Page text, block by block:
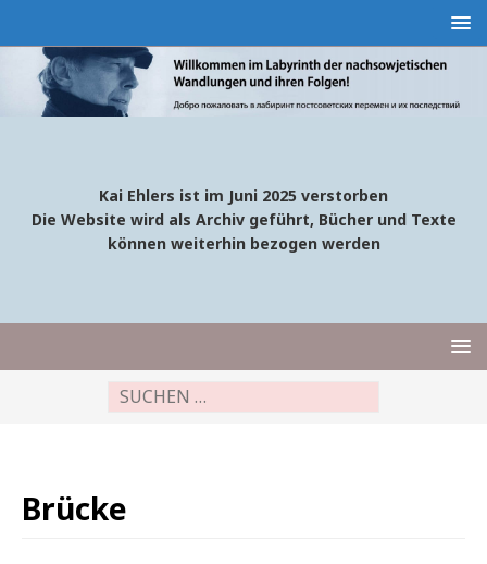
Kai Ehlers ist im Juni 2025 verstorben
Die Website wird als Archiv geführt, Bücher und Texte
können weiterhin bezogen werden
Brücke